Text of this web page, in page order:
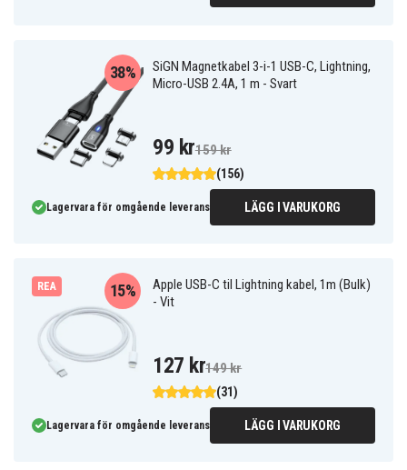
SiGN Magnetkabel 3-i-1 USB-C, Lightning,
Micro-USB 2.4A, 1 m - Svart
(156)
38%
99 kr159 kr
Lagervara för omgående leverans LÄGG I VARUKORG
REA
Apple USB-C til Lightning kabel, 1m (Bulk)
- Vit
(31)
15%
127 kr149 kr
Lagervara för omgående leverans LÄGG I VARUKORG